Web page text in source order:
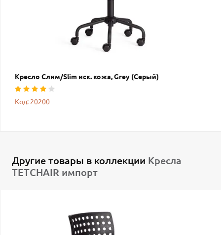
Кресло Слим/Slim иск. кожа, Grey (Cерый)
Код: 20200
Другие товары в коллекции Кресла
TETCHAIR импорт